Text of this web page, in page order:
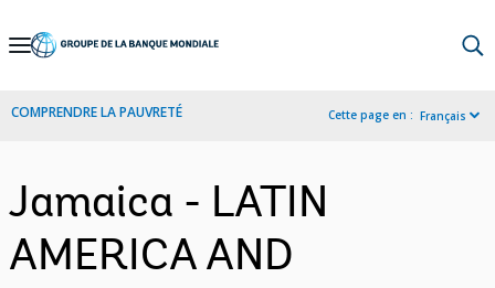
Skip
Navigation
COMPRENDRE LA PAUVRETÉ Cette page en : Français
Jamaica - LATIN
AMERICA AND